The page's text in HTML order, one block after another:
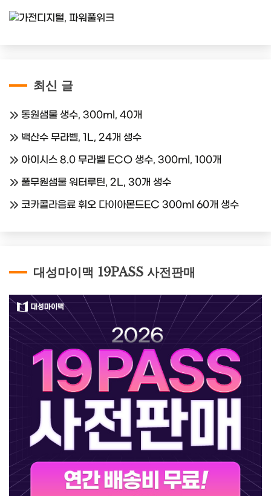
최신 글
동원샘물 생수, 300ml, 40개
백산수 무라벨, 1L, 24개 생수
아이시스 8.0 무라벨 ECO 생수, 300ml, 100개
풀무원샘물 워터루틴, 2L, 30개 생수
코카콜라음료 휘오 다이아몬드EC 300ml 60개 생수
대성마이맥 19PASS 사전판매